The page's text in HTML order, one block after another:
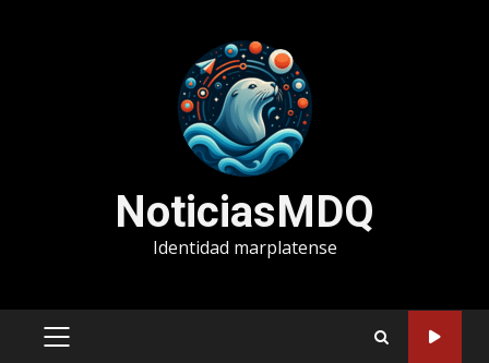
NoticiasMDQ
Identidad marplatense
MENÚ